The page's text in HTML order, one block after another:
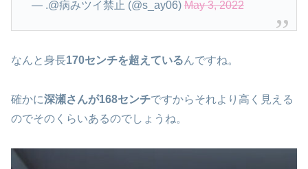
— .@病みツイ禁止 (@s_ay06) May 3, 2022
なんと身長170センチを超えているんですね。
確かに深瀬さんが168センチですからそれより高く見える
のでそのくらいあるのでしょうね。